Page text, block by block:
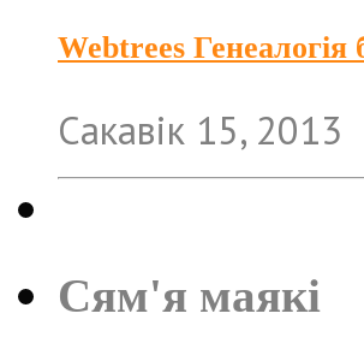
Webtrees Генеалогія
Сакавік 15, 2013
Сям'я маякі